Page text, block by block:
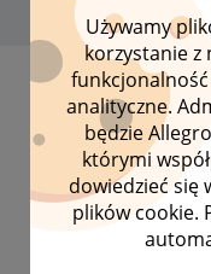
Używamy
korzystanie z
analityczne.
będzie
którymi
dowiedzieć się
plików cookie.
O dlania
dlania